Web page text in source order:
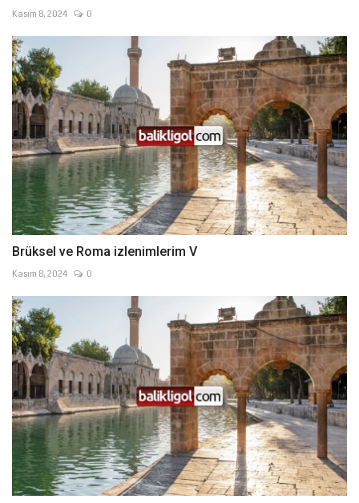
Kasım 8, 2024 0
Brüksel ve Roma izlenimlerim V
Kasım 8, 2024 0